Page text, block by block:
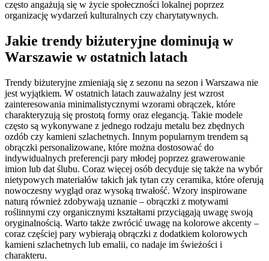
często angażują się w życie społeczności lokalnej poprzez
organizację wydarzeń kulturalnych czy charytatywnych.
Jakie trendy biżuteryjne dominują w
Warszawie w ostatnich latach
Trendy biżuteryjne zmieniają się z sezonu na sezon i Warszawa nie
jest wyjątkiem. W ostatnich latach zauważalny jest wzrost
zainteresowania minimalistycznymi wzorami obrączek, które
charakteryzują się prostotą formy oraz elegancją. Takie modele
często są wykonywane z jednego rodzaju metalu bez zbędnych
ozdób czy kamieni szlachetnych. Innym popularnym trendem są
obrączki personalizowane, które można dostosować do
indywidualnych preferencji pary młodej poprzez grawerowanie
imion lub dat ślubu. Coraz więcej osób decyduje się także na wybór
nietypowych materiałów takich jak tytan czy ceramika, które oferują
nowoczesny wygląd oraz wysoką trwałość. Wzory inspirowane
naturą również zdobywają uznanie – obrączki z motywami
roślinnymi czy organicznymi kształtami przyciągają uwagę swoją
oryginalnością. Warto także zwrócić uwagę na kolorowe akcenty –
coraz częściej pary wybierają obrączki z dodatkiem kolorowych
kamieni szlachetnych lub emalii, co nadaje im świeżości i
charakteru.